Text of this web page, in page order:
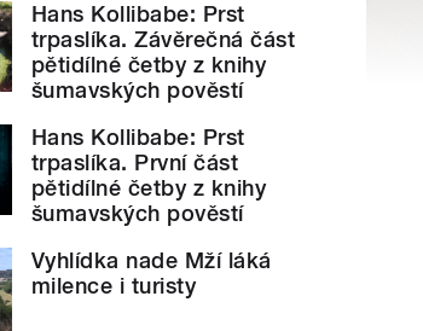
Hans Kollibabe: Prst
trpaslíka. Závěrečná část
pětidílné četby z knihy
šumavských pověstí
Hans Kollibabe: Prst
trpaslíka. První část
pětidílné četby z knihy
šumavských pověstí
Vyhlídka nade Mží láká
milence i turisty